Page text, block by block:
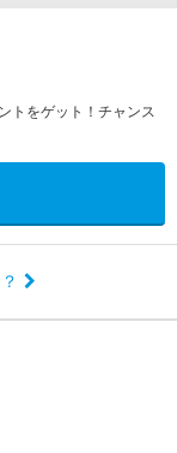
トをゲット！チャンス